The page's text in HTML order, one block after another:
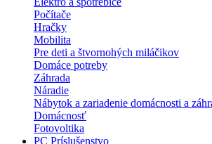
Počítače
Hračky
Mobilita
Pre deti a štvornohých miláčikov
Domáce potreby
Záhrada
Náradie
Nábytok a zariadenie domácnosti a
Domácnosť
Fotovoltika
PC Príslušenstvo